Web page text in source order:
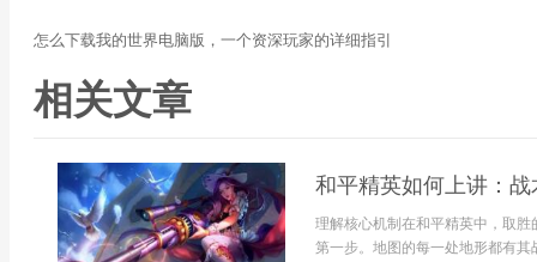
怎么下载我的世界电脑版，一个资深玩家的详细指引
相关文章
和平精英如何上讲：
理解核心机制在和平精英中，取
第一步。地图的每一处地形都有